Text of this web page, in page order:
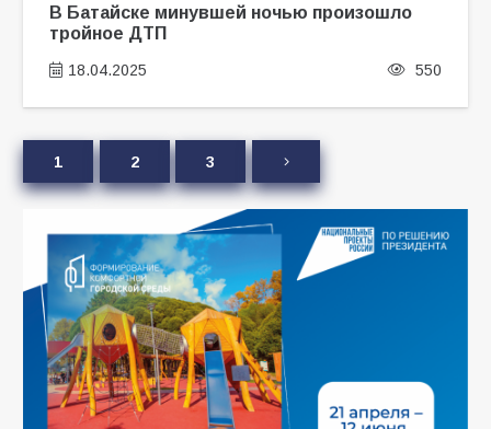
В Батайске минувшей ночью произошло
тройное ДТП
18.04.2025 550
1 2 3